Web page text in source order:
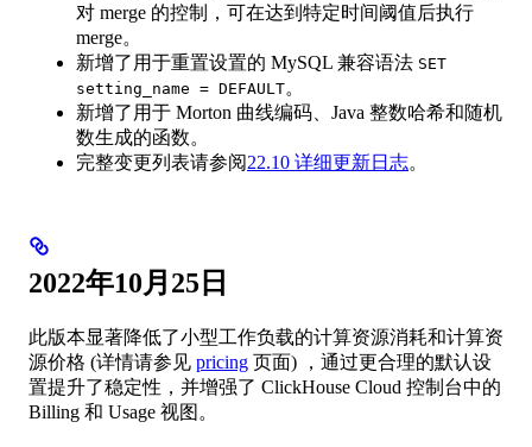
对 merge 的控制，可在达到特定时间阈值后执行
merge。
新增了用于重置设置的 MySQL 兼容语法 SET
setting_name = DEFAULT。
新增了用于 Morton 曲线编码、Java 整数哈希和随机
数生成的函数。
完整变更列表请参阅22.10 详细更新日志。
2022年10月25日
此版本显著降低了小型工作负载的计算资源消耗和计算资
源价格 (详情请参见 pricing 页面) ，通过更合理的默认设
置提升了稳定性，并增强了 ClickHouse Cloud 控制台中的
Billing 和 Usage 视图。